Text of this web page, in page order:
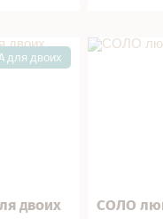
в СПА
двоих
для двоих
подарок!
СОЛО люкс
СОЛО